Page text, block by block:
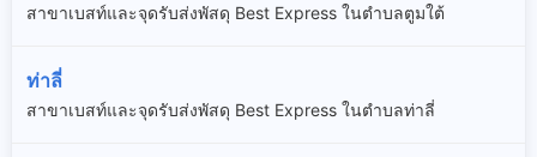
สาขาเบสท์และจุดรับส่งพัสดุ Best Express ในตำบลตูมใต้
ท่าลี่
สาขาเบสท์และจุดรับส่งพัสดุ Best Express ในตำบลท่าลี่